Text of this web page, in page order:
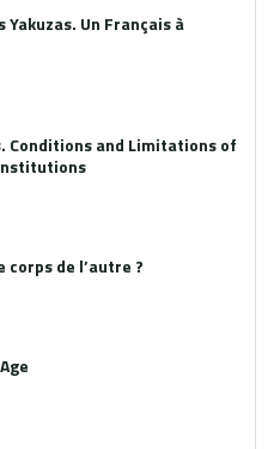
Un Français à
Conditions and Limitations of
de l’autre ?